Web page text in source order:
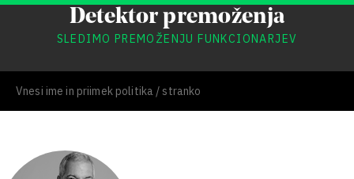
Detektor premoženja
SLEDIMO PREMOŽENJU FUNKCIONARJEV